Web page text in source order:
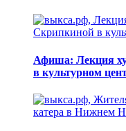
Афиша: Лекция
в культурном